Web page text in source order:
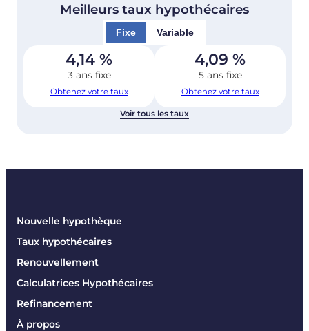
Meilleurs taux hypothécaires
Fixe Variable
4,14 %
3 ans fixe
Obtenez votre taux
4,09 %
5 ans fixe
Obtenez votre taux
Voir tous les taux
Nouvelle hypothèque
Taux hypothécaires
Renouvellement
Calculatrices Hypothécaires
Refinancement
À propos